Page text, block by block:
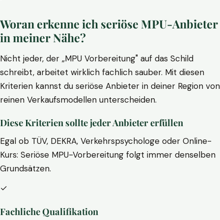
Woran erkenne ich seriöse MPU-Anbieter
in meiner Nähe?
Nicht jeder, der „MPU Vorbereitung" auf das Schild
schreibt, arbeitet wirklich fachlich sauber. Mit diesen
Kriterien kannst du seriöse Anbieter in deiner Region von
reinen Verkaufsmodellen unterscheiden.
Diese Kriterien sollte jeder Anbieter erfüllen
Egal ob TÜV, DEKRA, Verkehrspsychologe oder Online-
Kurs: Seriöse MPU-Vorbereitung folgt immer denselben
Grundsätzen.
✓
Fachliche Qualifikation